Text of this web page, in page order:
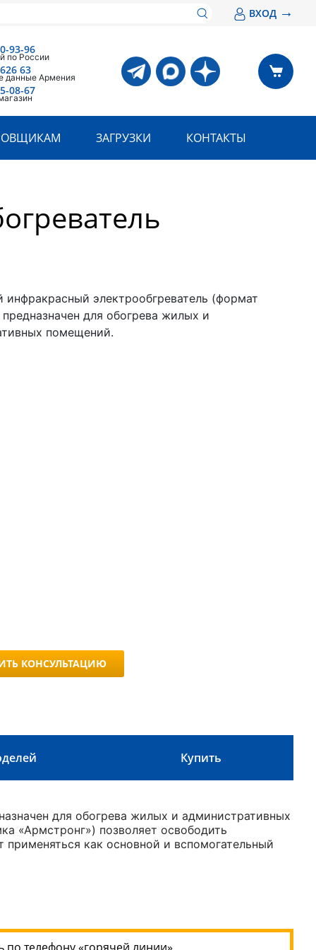
ВХОД →
93-96
по России
08-67
63
данные Армения
ЗАГРУЗКИ КОНТАКТЫ
инфракрасный электрообгреватель (формат
для обогрева жилых и
помещений.
КОНСУЛЬТАЦИЮ
Купить
для обогрева жилых и административных
«Армстронг») позволяет освободить
как основной и вспомогательный